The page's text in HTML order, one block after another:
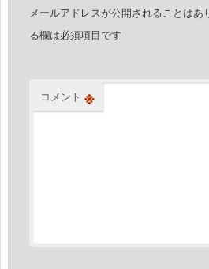
メールアドレスが公開されることはあ
る欄は必須項目です
コメント ※